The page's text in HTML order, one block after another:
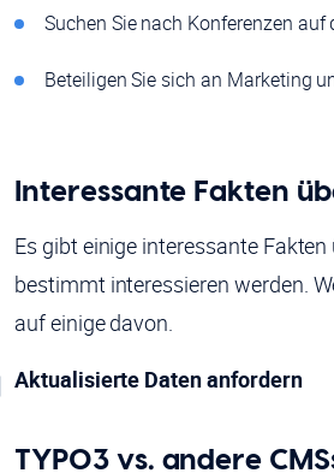
Suchen Sie nach Konferenzen
Beteiligen Sie sich an Marketing
Interessante Fakten
Es gibt einige interessante Fakten
bestimmt interessieren werden.
auf einige davon.
Aktualisierte Daten anfordern
TYPO3 vs. andere